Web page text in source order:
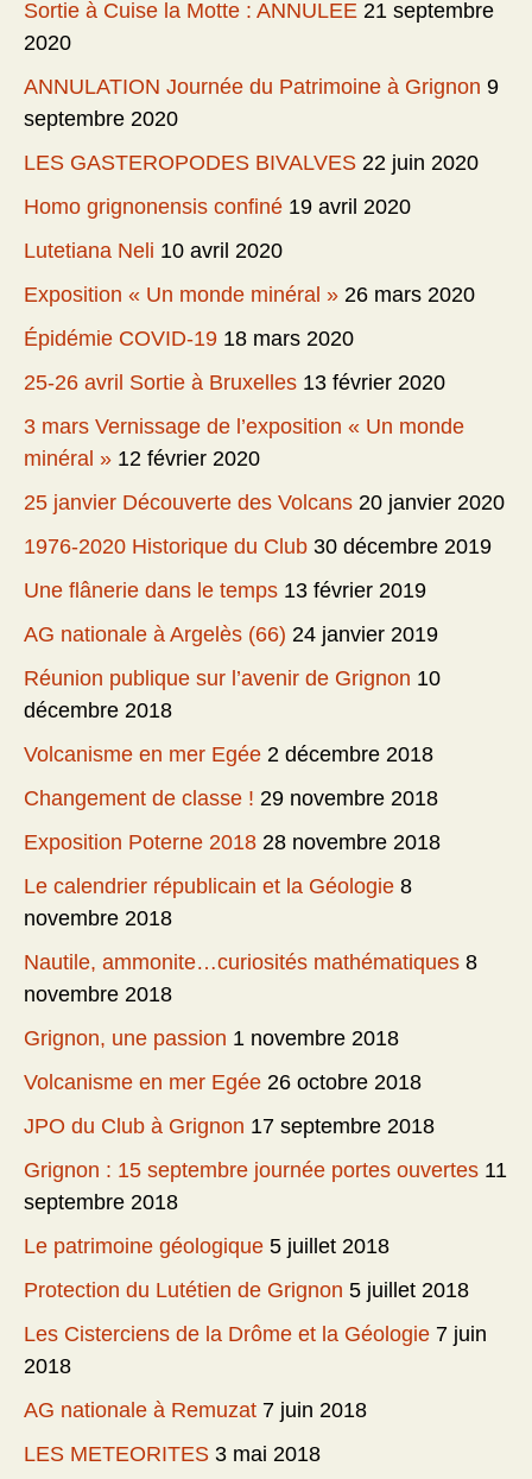
Sortie à Cuise la Motte : ANNULEE 21 septembre
2020
ANNULATION Journée du Patrimoine à Grignon 9
septembre 2020
LES GASTEROPODES BIVALVES 22 juin 2020
Homo grignonensis confiné 19 avril 2020
Lutetiana Neli 10 avril 2020
Exposition « Un monde minéral » 26 mars 2020
Épidémie COVID-19 18 mars 2020
25-26 avril Sortie à Bruxelles 13 février 2020
3 mars Vernissage de l’exposition « Un monde
minéral » 12 février 2020
25 janvier Découverte des Volcans 20 janvier 2020
1976-2020 Historique du Club 30 décembre 2019
Une flânerie dans le temps 13 février 2019
AG nationale à Argelès (66) 24 janvier 2019
Réunion publique sur l’avenir de Grignon 10
décembre 2018
Volcanisme en mer Egée 2 décembre 2018
Changement de classe ! 29 novembre 2018
Exposition Poterne 2018 28 novembre 2018
Le calendrier républicain et la Géologie 8
novembre 2018
Nautile, ammonite…curiosités mathématiques 8
novembre 2018
Grignon, une passion 1 novembre 2018
Volcanisme en mer Egée 26 octobre 2018
JPO du Club à Grignon 17 septembre 2018
Grignon : 15 septembre journée portes ouvertes 11
septembre 2018
Le patrimoine géologique 5 juillet 2018
Protection du Lutétien de Grignon 5 juillet 2018
Les Cisterciens de la Drôme et la Géologie 7 juin
2018
AG nationale à Remuzat 7 juin 2018
LES METEORITES 3 mai 2018